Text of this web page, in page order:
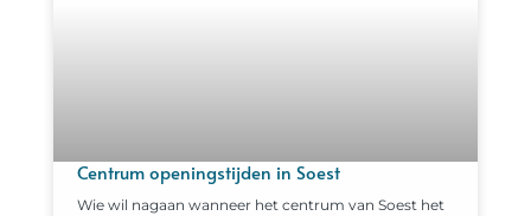
Centrum openingstijden in Soest
Wie wil nagaan wanneer het centrum van Soest het